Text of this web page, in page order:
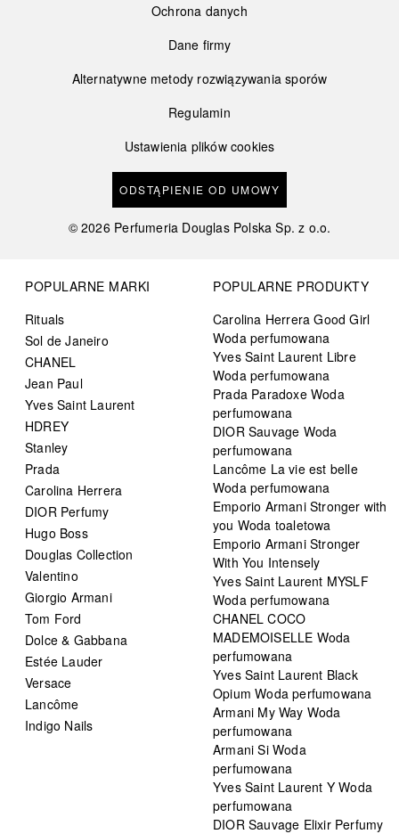
Ochrona danych
Dane firmy
Alternatywne metody rozwiązywania sporów
Regulamin
Ustawienia plików cookies
ODSTĄPIENIE OD UMOWY
©2026 Perfumeria Douglas Polska Sp. z o.o.
POPULARNE MARKI
Rituals
Sol de Janeiro
CHANEL
Jean Paul
Yves Saint Laurent
HDREY
Stanley
Prada
Carolina Herrera
DIOR Perfumy
Hugo Boss
Douglas Collection
Valentino
Giorgio Armani
Tom Ford
Dolce & Gabbana
Estée Lauder
Versace
Lancôme
Indigo Nails
POPULARNE PRODUKTY
Carolina Herrera Good Girl
Woda perfumowana
Yves Saint Laurent Libre
Woda perfumowana
Prada Paradoxe Woda
perfumowana
DIOR Sauvage Woda
perfumowana
Lancôme La vie est belle
Woda perfumowana
Emporio Armani Stronger with
you Woda toaletowa
Emporio Armani Stronger
With You Intensely
Yves Saint Laurent MYSLF
Woda perfumowana
CHANEL COCO
MADEMOISELLE Woda
perfumowana
Yves Saint Laurent Black
Opium Woda perfumowana
Armani My Way Woda
perfumowana
Armani Si Woda
perfumowana
Yves Saint Laurent Y Woda
perfumowana
DIOR Sauvage Elixir Perfumy